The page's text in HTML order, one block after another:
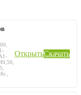
ОткрытьСкачать